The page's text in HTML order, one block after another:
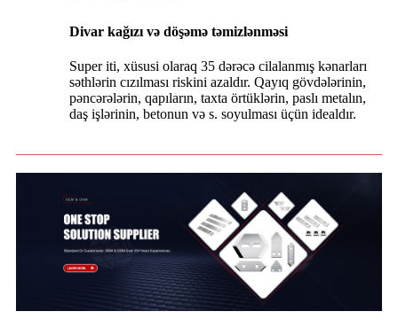
Divar kağızı və döşəmə təmizlənməsi
Super iti, xüsusi olaraq 35 dərəcə cilalanmış kənarları
səthlərin cızılması riskini azaldır. Qayıq gövdələrinin,
pəncərələrin, qapıların, taxta örtüklərin, paslı metalın,
daş işlərinin, betonun və s. soyulması üçün idealdır.